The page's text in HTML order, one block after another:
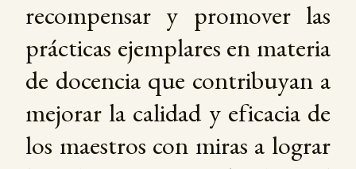
recompensar y promover las
prácticas ejemplares en materia
de docencia que contribuyan a
mejorar la calidad y eficacia de
los maestros con miras a lograr